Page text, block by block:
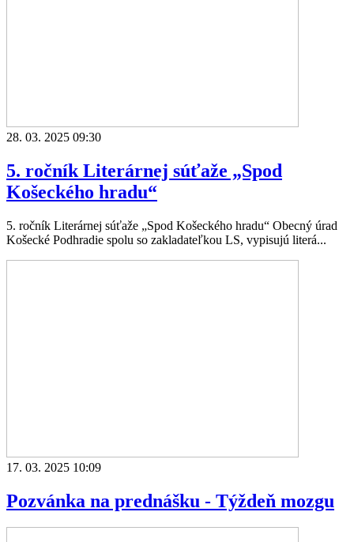
28. 03. 2025 09:30
5. ročník Literárnej súťaže „Spod
Košeckého hradu“
5. ročník Literárnej súťaže „Spod Košeckého hradu“ Obecný úrad
Košecké Podhradie spolu so zakladateľkou LS, vypisujú literá...
17. 03. 2025 10:09
Pozvánka na prednášku - Týždeň mozgu